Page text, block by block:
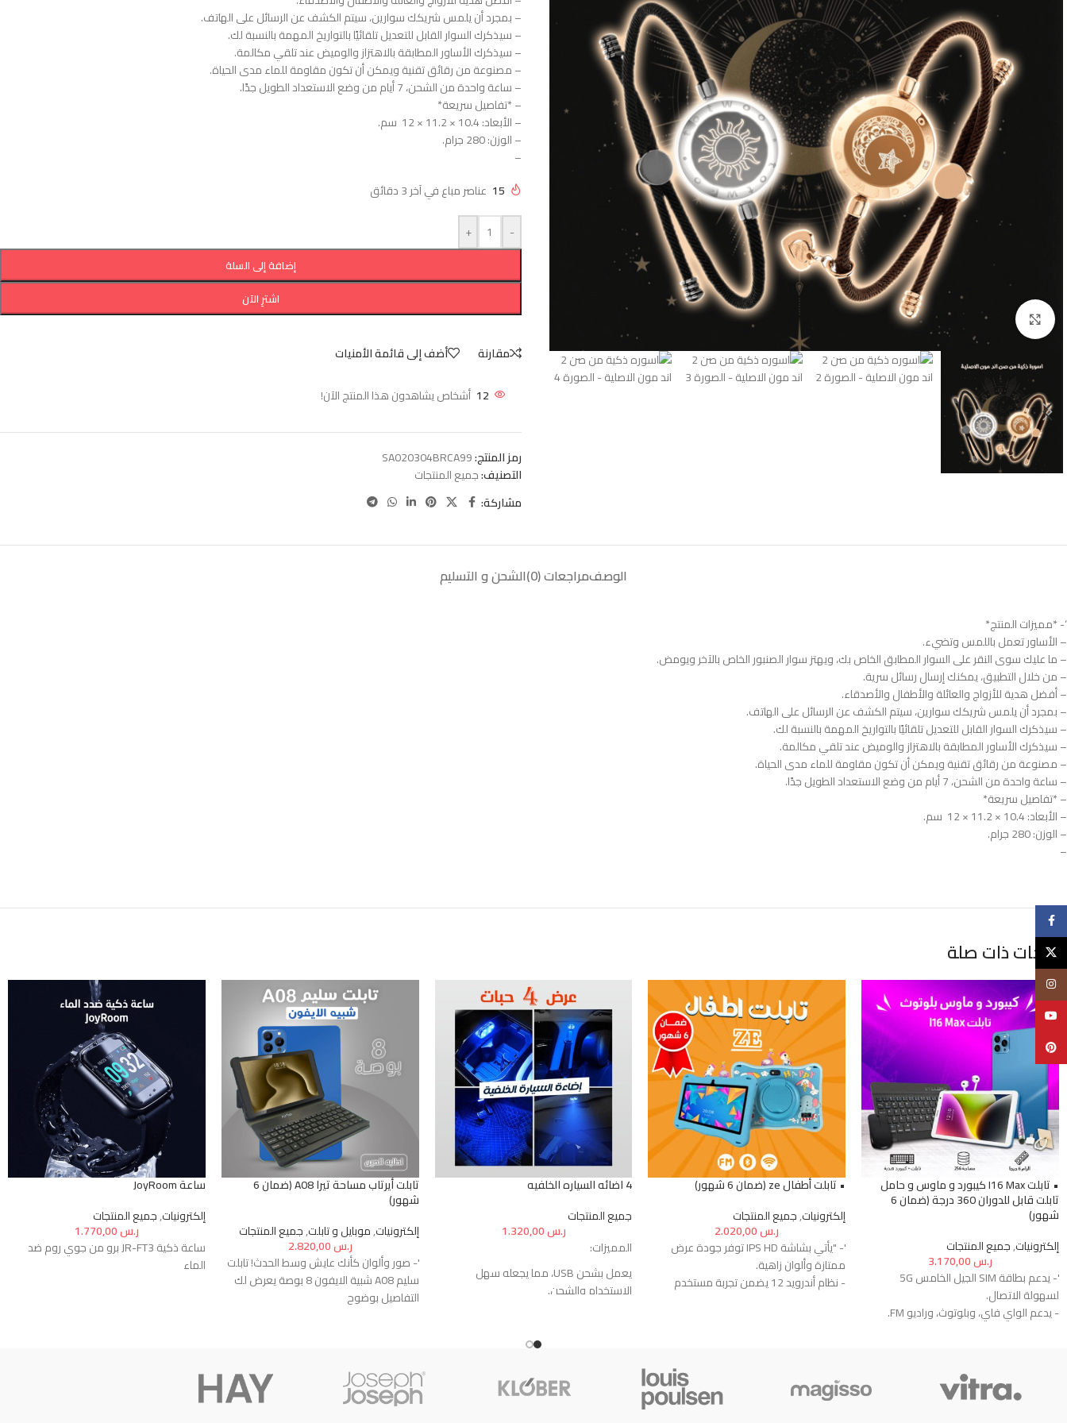
انقر للتكبير
– بمجرد أن يلمس شريكك سوارين، سيتم الكشف عن الرسائل على الهاتف.
– سيذكرك السوار القابل للتعديل تلقائيًا بالتواريخ المهمة بالنسبة لك.
– سيذكرك الأساور المطابقة بالاهتزاز والوميض عند تلقي مكالمة.
– مصنوعة من رقائق تقنية ويمكن أن تكون مقاومة للماء مدى الحياة.
– ساعة واحدة من الشحن، 7 أيام من وضع الاستعداد الطويل جدًا.
– *تفاصيل سريعة*
– الأبعاد: ‎ 12 × 11.2 × 10.4 سم.
– الوزن: 280 جرام.
–
15 عناصر مباع في آخر 3 دقائق
-
+
إضافة إلى السلة
اشترِ الآن
مقارنة أضف إلى قائمة الأمنيات
12 أشخاص يشاهدون هذا المنتج الآن!
رمز المنتج:SA020304BRCA99
التصنيف:جميع المنتجات
مشاركة:
الوصفمراجعات (0) الشحن و التسليم
‘- *مميزات المنتج*
– الأساور تعمل باللمس وتضيء.
– ما عليك سوى النقر على السوار المطابق الخاص بك، ويهتز سوار الصنبور الخاص بالآخر ويومض.
– من خلال التطبيق، يمكنك إرسال رسائل سرية.
– أفضل هدية للأزواج والعائلة والأطفال والأصدقاء.
– بمجرد أن يلمس شريكك سوارين، سيتم الكشف عن الرسائل على الهاتف.
– سيذكرك السوار القابل للتعديل تلقائيًا بالتواريخ المهمة بالنسبة لك.
– سيذكرك الأساور المطابقة بالاهتزاز والوميض عند تلقي مكالمة.
– مصنوعة من رقائق تقنية ويمكن أن تكون مقاومة للماء مدى الحياة.
– ساعة واحدة من الشحن، 7 أيام من وضع الاستعداد الطويل جدًا.
– *تفاصيل سريعة*
– الأبعاد: ‎ 12 × 11.2 × 10.4 سم.
– الوزن: 280 جرام.
–
منتجات ذات صلة
• تابلت I16 Max كيبورد و ماوس و حامل
تابلت قابل للدوران 360 درجة (ضمان 6
شهور)
إلكترونيات,جميع المنتجات
ر.س3.170,00
'- يدعم بطاقة SIM الجيل الخامس 5G
لسهولة الاتصال.
- يدعم الواي فاي، وبلوتوث، وراديو FM.
- تضمن تجربة مشاهدة مريحة وواضحة
• تابلت أطفال ze (ضمان 6 شهور)
إلكترونيات,جميع المنتجات
ر.س2.020,00
'- "يأتي بشاشة IPS HD توفر جودة عرض
ممتازة وألوان زاهية.
- نظام أندرويد 12 يضمن تجربة مستخدم
- الكاميرا خلفية بدقة 13.0 ميجابكسل
لالتقاط الصور والفيديوهات بجودة عالية.
- بطارية قوية: سعة 5000 مللي أمبير
4 اضائه السياره الخلفيه
جميع المنتجات
ر.س
المميزات:
يعمل بشحن USB، مما يجعله سهل
الاستخدام والشحن.
كإضاءة لأجواء مميزة.
بحجمه الصغير ومناسب للتركيب في أي مكان
تابلت أيرتاب مساحة تيرا A08 (ضمان 6
شهور)
إلكترونيات,موبايل و تابلت,جميع المنتجات
ر.س
'- صور وألوان كأنك عايش وسط الحدث! تابلت
سليم A08 شبية الايفون 8 بوصة يعرض لك
التفاصيل بوضوح
- كل اللي تحتاجه في جهاز واحد, شاشة كبيرة
وبطارية قوية، تابلت سليم A08 شبية الايفون
8 بوصة اطلبه الحين
ساعة JoyRoom
إلكترونيات,جميع المنتجات
ر.س
ساعة ذكية JR-FT3 برو من جوي روم ضد
الماء
X
انستغرام
يوتيوب
Pinterest